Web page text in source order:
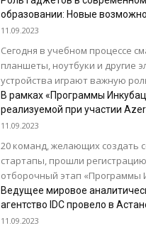
надеяться на...
образовании: Новые
MacBook и iPad
11.09.2023
Сегодня в учебном процессе
планшеты, ноутбуки и другие
устройства играют важную
только помогают учиться, но
способ обучения....
В рамках «Программы
реализуемой при участии
студенты Университета ADA
11.09.2023
20 команд, желающих создать
стартапы, прошли регистрацию Завершился
отборочный этап «Программы
Идей», инициированной ООО
Telecom» совместно с Фондом
ADA (Азербайджан) и...
Ведущее мировое
агентство IDC провело в
Summit 2023 «Цифровые
11.09.2023